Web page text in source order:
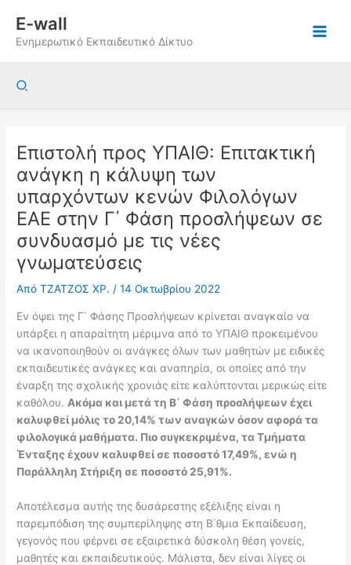
περιεχόμενο
E-wall
Ενημερωτικό Εκπαιδευτικό Δίκτυο
Αναζήτηση
Επιστολή προς ΥΠΑΙΘ: Επιτακτική
ανάγκη η κάλυψη των
υπαρχόντων κενών Φιλολόγων
ΕΑΕ στην Γ΄ Φάση προσλήψεων σε
συνδυασμό με τις νέες
γνωματεύσεις
ΑπόΤΖΑΤΖΟΣ ΧΡ. /14 Οκτωβρίου 2022
Εν όψει της Γ΄ Φάσης Προσλήψεων κρίνεται αναγκαίο να
υπάρξει η απαραίτητη μέριμνα από το ΥΠΑΙΘ προκειμένου
να ικανοποιηθούν οι ανάγκες όλων των μαθητών με ειδικές
εκπαιδευτικές ανάγκες και αναπηρία, οι οποίες από την
έναρξη της σχολικής χρονιάς είτε καλύπτονται μερικώς είτε
καθόλου. Ακόμα και μετά τη Β΄ Φάση προσλήψεων έχει
καλυφθεί μόλις το 20,14% των αναγκών όσον αφορά τα
φιλολογικά μαθήματα. Πιο συγκεκριμένα, τα Τμήματα
Ένταξης έχουν καλυφθεί σε ποσοστό 17,49%, ενώ η
Παράλληλη Στήριξη σε ποσοστό 25,91%.
Αποτέλεσμα αυτής της δυσάρεστης εξέλιξης είναι η
παρεμπόδιση της συμπερίληψης στη Β΄θμια Εκπαίδευση,
γεγονός που φέρνει σε εξαιρετικά δύσκολη θέση γονείς,
μαθητές και εκπαιδευτικούς. Μάλιστα, δεν είναι λίγες οι